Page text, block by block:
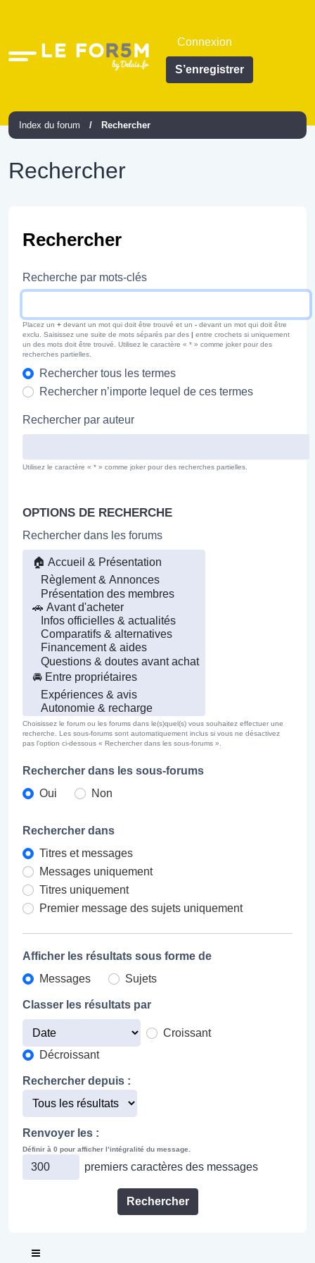
Accès
Connexion
S’enregistrer
Index du forum Rechercher
Rechercher
Rechercher
Recherche par mots-clés
Placez un + devant un mot qui doit être trouvé et un - devant un mot qui doit être
exclu. Saisissez une suite de mots séparés par des | entre crochets si uniquement
un des mots doit être trouvé. Utilisez le caractère « * » comme joker pour des
recherches partielles.
Rechercher tous les termes
Rechercher n’importe lequel de ces termes
Rechercher par auteur
Utilisez le caractère « * » comme joker pour des recherches partielles.
OPTIONS DE RECHERCHE
Rechercher dans les forums
Choisissez le forum ou les forums dans le(s)quel(s) vous souhaitez effectuer une
recherche. Les sous-forums sont automatiquement inclus si vous ne désactivez
pas l’option ci-dessous « Rechercher dans les sous-forums ».
Rechercher dans les sous-forums
Oui
Non
Rechercher dans
Titres et messages
Messages uniquement
Titres uniquement
Premier message des sujets uniquement
Afficher les résultats sous forme de
Messages
Sujets
Classer les résultats par
Croissant
Décroissant
Rechercher depuis :
Renvoyer les :
Définir à 0 pour afficher l’intégralité du message.
premiers caractères des messages